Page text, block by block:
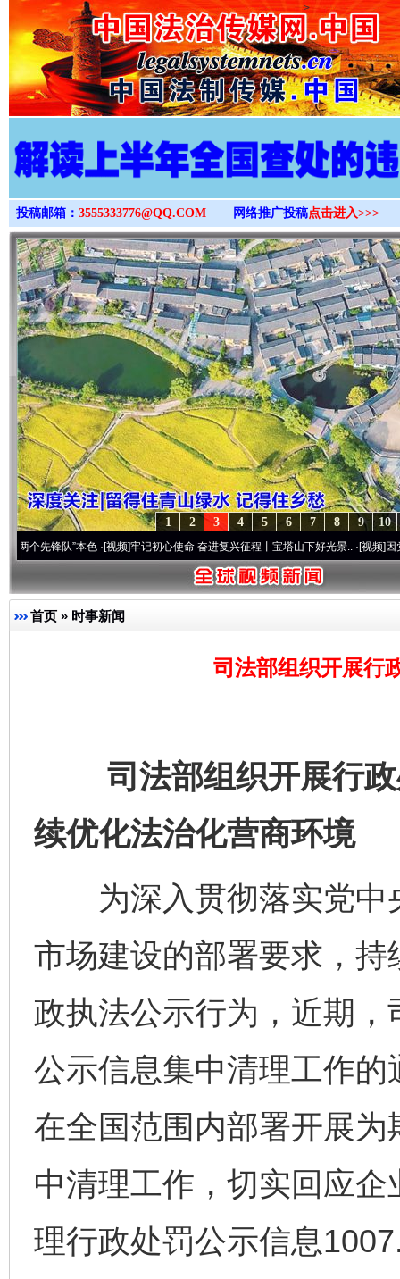
>
投稿邮箱： 3555333776@QQ.COM 网络推广投稿点击进入>>>
10
9
8
7
6
5
4
3
2
1
队”本色·[视频]牢记初心使命 奋进复兴征程丨宝塔山下好光景..·[视频]因党而生 为
首页 » 时事新闻
司法部组织开展行
司法部组织开展行政
续优化法治化营商环境
为深入贯彻落实党中
市场建设的部署要求，
政执法公示行为，近期
公示信息集中清理工作
在全国范围内部署开展
中清理工作，切实回应
理行政处罚公示信息